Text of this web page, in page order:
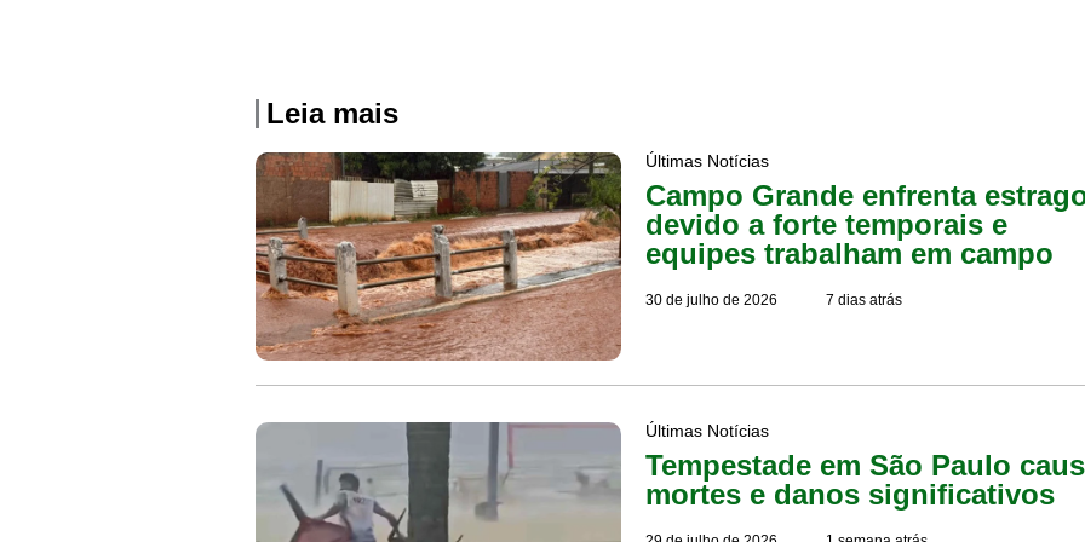
Leia mais
Últimas Notícias
Campo Grande enfrenta
devido a forte temporais e
equipes trabalham em campo
30 de julho de 2026 7 dias atrás
Últimas Notícias
Tempestade em São Paulo
mortes e danos significativos